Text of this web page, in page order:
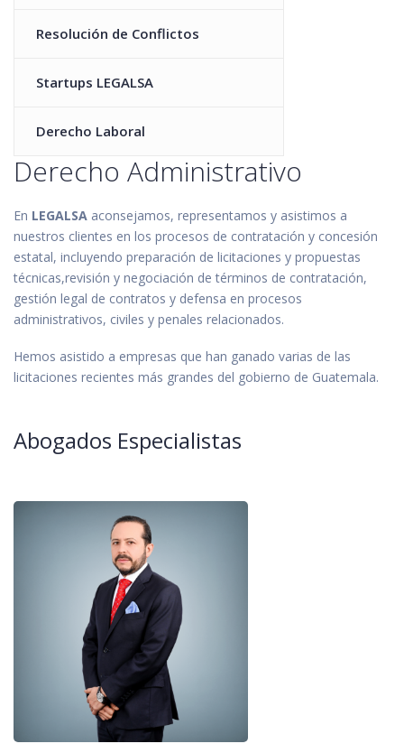
Resolución de Conflictos
Startups LEGALSA
Derecho Laboral
Derecho Administrativo
En LEGALSA aconsejamos, representamos y asistimos a
nuestros clientes en los procesos de contratación y concesión
estatal, incluyendo preparación de licitaciones y propuestas
técnicas,revisión y negociación de términos de contratación,
gestión legal de contratos y defensa en procesos
administrativos, civiles y penales relacionados.
Hemos asistido a empresas que han ganado varias de las
licitaciones recientes más grandes del gobierno de Guatemala.
Abogados Especialistas